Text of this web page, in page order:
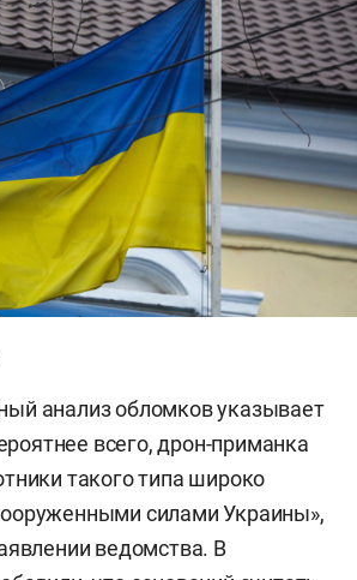
анализ обломков указывает
всего, дрон-приманка
такого типа широко
силами Украины»,
ведомства. В